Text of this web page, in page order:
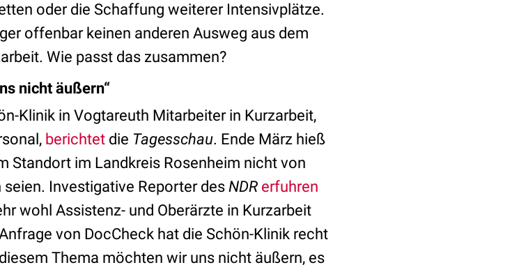
oder die Schaffung weiterer Intensivplätze.
offenbar keinen anderen Ausweg aus dem
Wie passt das zusammen?
nicht äußern“
Klinik in Vogtareuth Mitarbeiter in Kurzarbeit,
berichtet die Tagesschau. Ende März hieß
Standort im Landkreis Rosenheim nicht von
Investigative Reporter des NDR erfuhren
wohl Assistenz- und Oberärzte in Kurzarbeit
von DocCheck hat die Schön-Klinik recht
Thema möchten wir uns nicht äußern, es